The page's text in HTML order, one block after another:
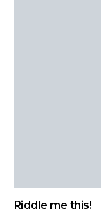
Riddle me this!